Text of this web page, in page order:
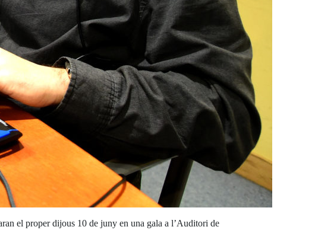
el proper dijous 10 de juny en una gala a l’Auditori de